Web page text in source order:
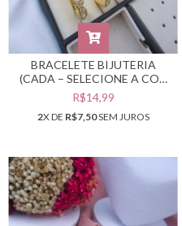
BRACELETE BIJUTERIA
(CADA – SELECIONE A COR
DESEJADA) #PB0302885
R$14,99
2X DE R$7,50SEM JUROS